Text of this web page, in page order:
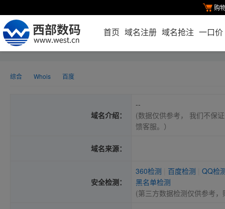
购
首页 域名注册 域名抢注 一口价
综合 Whois 百度
域名介绍：
--
(数据仅供参考， 我们不保
馈客服。）
域名来源：
安全检测：
360检测 百度检测
QQ检
黑名单检测
(第三方数据检测仅供参考